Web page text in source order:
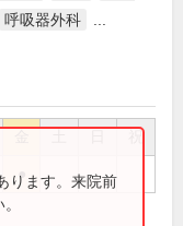
呼吸器外科
祝
●
ります。来院前